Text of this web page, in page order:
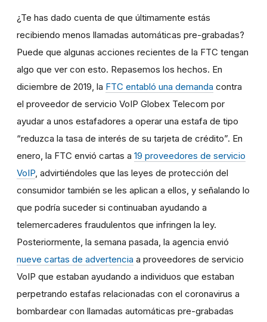
¿Te has dado cuenta de que últimamente estás
recibiendo menos llamadas automáticas pre-grabadas?
Puede que algunas acciones recientes de la FTC tengan
algo que ver con esto. Repasemos los hechos. En
diciembre de 2019, la FTC entabló una demanda contra
el proveedor de servicio VoIP Globex Telecom por
ayudar a unos estafadores a operar una estafa de tipo
“reduzca la tasa de interés de su tarjeta de crédito”. En
enero, la FTC envió cartas a 19 proveedores de servicio
VoIP, advirtiéndoles que las leyes de protección del
consumidor también se les aplican a ellos, y señalando lo
que podría suceder si continuaban ayudando a
telemercaderes fraudulentos que infringen la ley.
Posteriormente, la semana pasada, la agencia envió
nueve cartas de advertencia a proveedores de servicio
VoIP que estaban ayudando a individuos que estaban
perpetrando estafas relacionadas con el coronavirus a
bombardear con llamadas automáticas pre-grabadas